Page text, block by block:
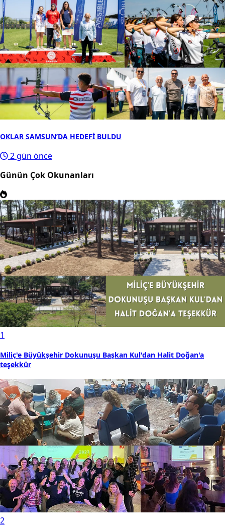
OKLAR SAMSUN’DA HEDEFİ BULDU
2 gün önce
Günün Çok Okunanları
1
Miliç'e Büyükşehir Dokunuşu Başkan Kul'dan Halit Doğan'a
teşekkür
2